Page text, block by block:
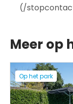
(/
Meer op
Op het park